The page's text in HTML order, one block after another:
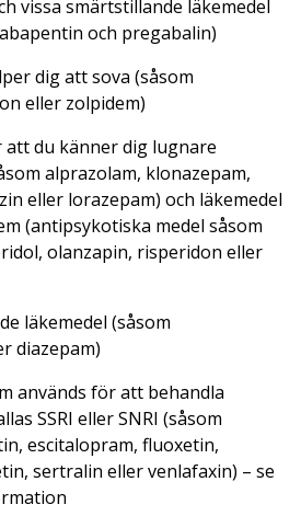
vissa smärtstillande läkemedel
och pregabalin)
dig att sova (såsom
eller zolpidem)
att du känner dig lugnare
alprazolam, klonazepam,
eller lorazepam) och läkemedel
(antipsykotiska medel såsom
olanzapin, risperidon eller
läkemedel (såsom
diazepam)
används för att behandla
SSRI eller SNRI (såsom
escitalopram, fluoxetin,
sertralin eller venlafaxin) – se